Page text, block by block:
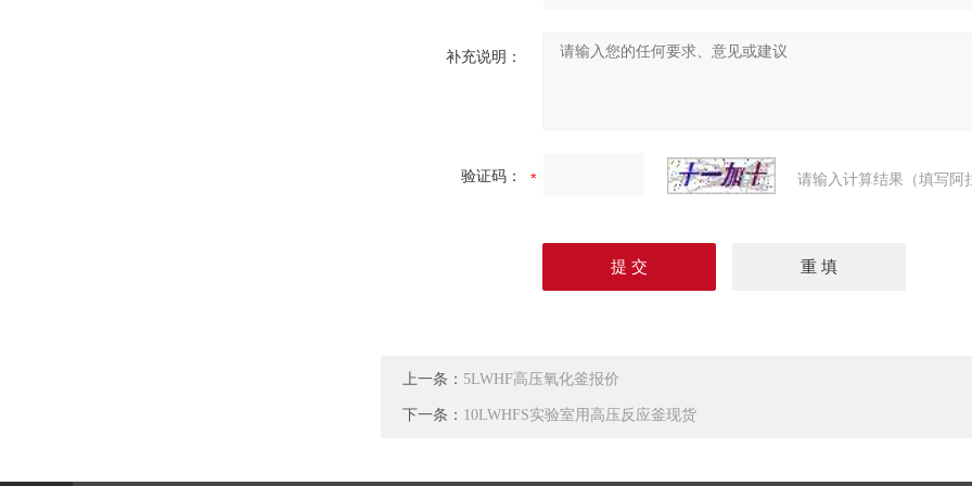
补充说明：
验证码： 请输入计算结果（填写阿
上一条： 5LWHF高压氧化釜报价
下一条： 10LWHFS实验室用高压反应釜现货